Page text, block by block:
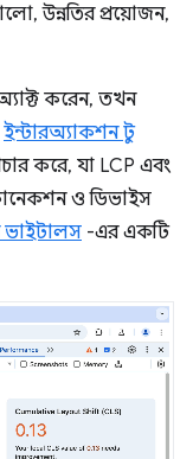
উন্নতির প্রয়োজন,
করেন, তখন
ইন্টারঅ্যাকশন টু
করে, যা LCP এবং
ও ডিভাইস
-এর একটি